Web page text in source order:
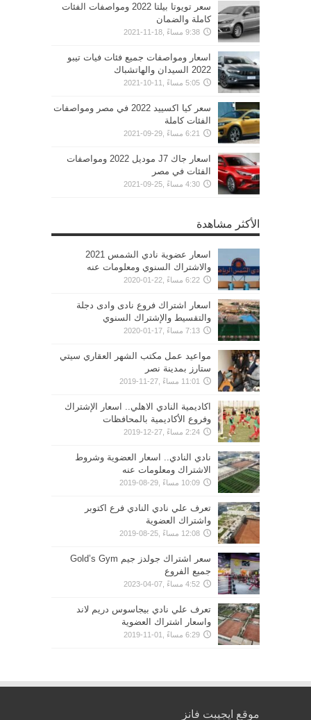
سعر تويوتا بيلتا 2022 ومواصفات الفئات
كاملة والضمان
9:38 مساءً ,18-11-2021
اسعار ومواصفات جميع فئات فيات تيبو
2022 السيدان والهاتشباك
5:05 مساءً ,11-10-2021
سعر كيا اكسييد 2022 في مصر ومواصفات
الفئات كاملة
6:21 مساءً ,29-09-2021
اسعار جاك J7 موديل 2022 ومواصفات
الفئات في مصر
4:30 مساءً ,25-09-2021
الأكثر مشاهدة
اسعار عضوية نادي الشمس 2021
والاشتراك السنوي ومعلومات عنه
6:22 مساءً ,22-01-2020
اسعار اشتراك فروع نادى وادى دجلة
والتقسيط والإشتراك السنوي
7:13 مساءً ,17-01-2020
مواعيد عمل مكتب الشهر العقاري سيتي
ستارز بمدينة نصر
11:01 مساءً ,27-11-2019
اكاديمية النادي الاهلي.. اسعار الإشتراك
وفروع الأكاديمية بالمحافظات
2:24 مساءً ,27-12-2019
نادي النادي.. اسعار العضوية وشروط
الاشتراك ومعلومات عنه
10:09 مساءً ,29-08-2019
تعرف علي نادي النادي فرع اكتوبر
واشتراك العضوية
12:08 مساءً ,25-08-2019
سعر اشتراك جولدز جيم Gold’s Gym
جميع الفروع
4:52 مساءً ,07-04-2023
تعرف علي نادي بيجاسوس دريم لاند
واسعار اشتراك العضوية
6:29 مساءً ,01-11-2019
موقع ايجيبت فانز